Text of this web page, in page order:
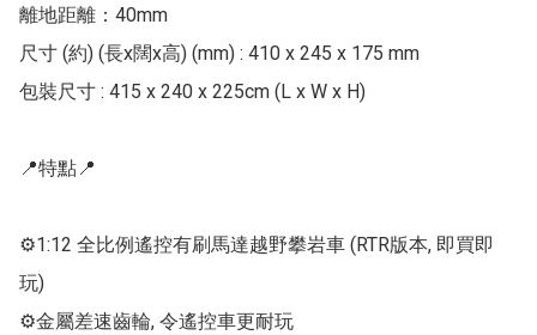
離地距離：40mm
尺寸 (約) (長x闊x高) (mm) : 410 x 245 x 175 mm
包裝尺寸 : 415 x 240 x 225cm (L x W x H)
📍特點📍
⚙1:12 全比例遙控有刷馬達越野攀岩車 (RTR版本, 即買即
玩)
⚙金屬差速齒輪, 令遙控車更耐玩